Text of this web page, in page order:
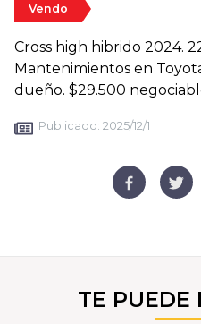
Vendo
Cross high hibrido 2024.
Mantenimientos en
dueño. $29.500
Publicado: 2025/12/1
TE PUEDE